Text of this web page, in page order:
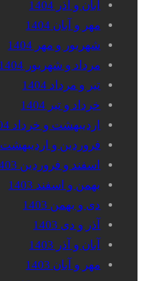
آبان و آذر 1404
مهر و آبان 1404
شهریور و مهر 1404
مرداد و شهریور 1404
تیر و مرداد 1404
خرداد و تیر 1404
اردیبهشت و خرداد 1404
فروردین و اردیبهشت 1404
اسفند و فروردین 1403
بهمن و اسفند 1403
دی و بهمن 1403
آذر و دی 1403
آبان و آذر 1403
مهر و آبان 1403